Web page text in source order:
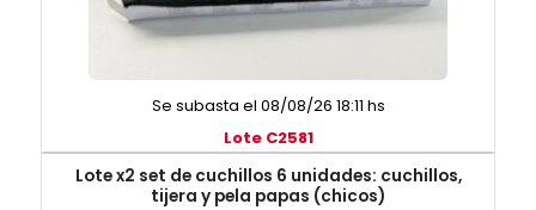
Se subasta el 08/08/26 18:11 hs
Lote C2581
Lote x2 set de cuchillos 6 unidades: cuchillos,
tijera y pela papas (chicos)